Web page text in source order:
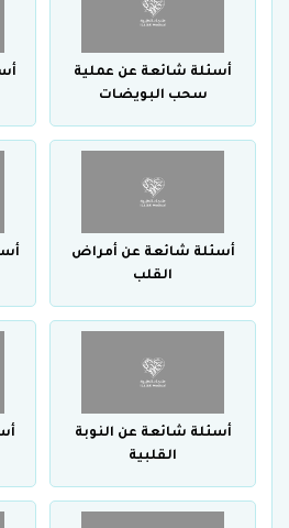
أسئلة شائعة عن عملية
سحب البويضات
أسئلة شائعة عن أمراض
القلب
أسئلة شائعة عن النوبة
القلبية